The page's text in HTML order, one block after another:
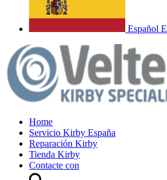
Español
Home
Servicio Kirby España
Reparación Kirby
Tienda Kirby
Contacte con